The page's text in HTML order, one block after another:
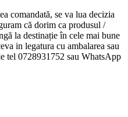
comandată, se va lua decizia
că dorim ca produsul /
la destinație în cele mai bune
in legatura cu ambalarea sau
tel 0728931752 sau WhatsApp